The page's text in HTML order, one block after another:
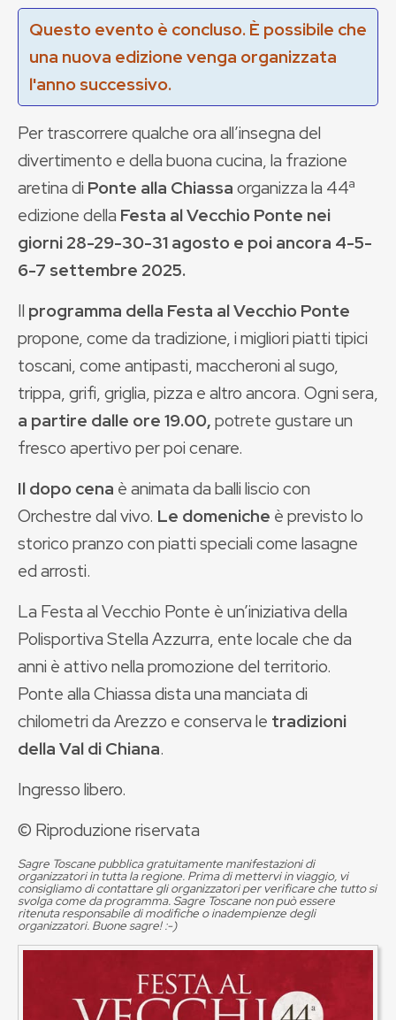
Questo evento è concluso. È possibile che
una nuova edizione venga organizzata
l'anno successivo.
Per trascorrere qualche ora all’insegna del
divertimento e della buona cucina, la frazione
aretina di Ponte alla Chiassaorganizza la 44ª
edizione della Festa al Vecchio Ponte nei
giorni 28-29-30-31agosto e poi ancora 4-5-
6-7 settembre 2025.
Il programma della Festa al Vecchio Ponte
propone, come da tradizione, i migliori piatti tipici
toscani, come antipasti, maccheroni al sugo,
trippa, grifi, griglia, pizza e altro ancora. Ogni sera,
a partire dalle ore 19.00,potrete gustare un
fresco apertivo per poi cenare.
Il dopo cena è animata da balli liscio con
Orchestre dal vivo. Le domeniche è previsto lo
storico pranzo con piatti speciali come lasagne
ed arrosti.
La Festa al Vecchio Ponte è un’iniziativa della
Polisportiva Stella Azzurra, ente locale che da
anni è attivo nella promozione del territorio.
Ponte alla Chiassa dista una manciata di
chilometri da Arezzo e conserva le tradizioni
della Val di Chiana.
Ingresso libero.
© Riproduzione riservata
Sagre Toscane pubblica gratuitamente manifestazioni di
organizzatori in tutta la regione. Prima di mettervi in viaggio, vi
consigliamo di contattare gli organizzatori per verificare che tutto si
svolga come da programma. Sagre Toscane non può essere
ritenuta responsabile di modifiche o inadempienze degli
organizzatori. Buone sagre! :-)